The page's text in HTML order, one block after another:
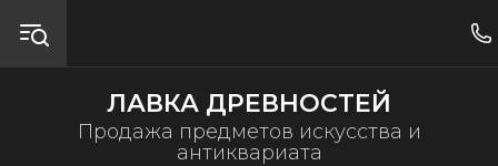
ЛАВКА ДРЕВНОСТЕЙ
Продажа предметов искусства и
антиквариата